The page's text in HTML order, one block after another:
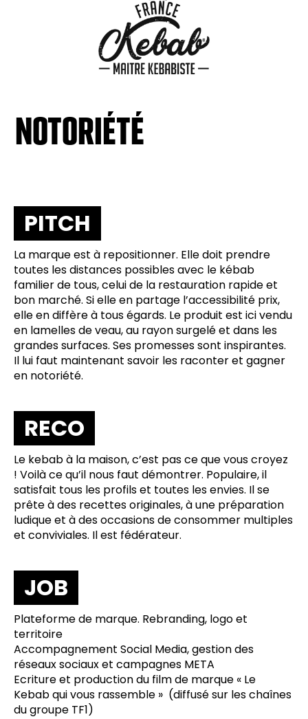
NOTORIÉTÉ
PITCH
La marque est à repositionner. Elle doit prendre
toutes les distances possibles avec le kébab
familier de tous, celui de la restauration rapide et
bon marché. Si elle en partage l’accessibilité prix,
elle en diffère à tous égards. Le produit est ici vendu
en lamelles de veau, au rayon surgelé et dans les
grandes surfaces. Ses promesses sont inspirantes.
Il lui faut maintenant savoir les raconter et gagner
en notoriété.
RECO
Le kebab à la maison, c’est pas ce que vous croyez
! Voilà ce qu’il nous faut démontrer. Populaire, il
satisfait tous les profils et toutes les envies. Il se
prête à des recettes originales, à une préparation
ludique et à des occasions de consommer multiples
et conviviales. Il est fédérateur.
JOB
Plateforme de marque. Rebranding, logo et
territoire
Accompagnement Social Media, gestion des
réseaux sociaux et campagnes META
Ecriture et production du film de marque « Le
Kebab qui vous rassemble » (diffusé sur les chaînes
du groupe TF1)